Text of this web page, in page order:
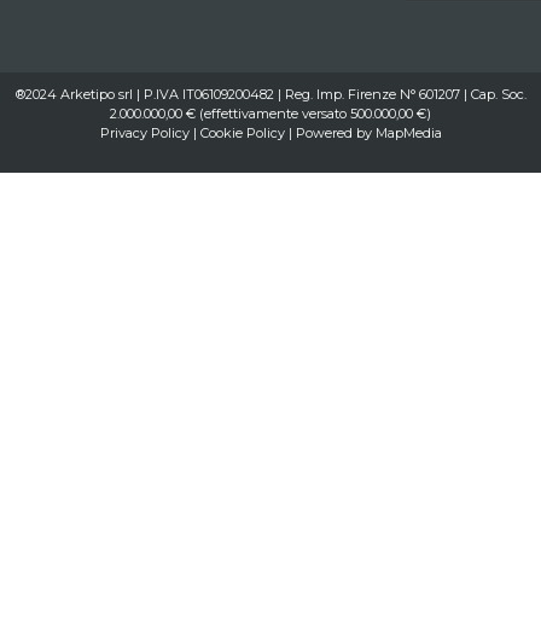
®2024 Arketipo srl | P.IVA IT06109200482 | Reg. Imp. Firenze N° 601207 | Cap. Soc.
2.000.000,00 € (effettivamente versato 500.000,00 €)
Privacy Policy| Cookie Policy| Powered by MapMedia